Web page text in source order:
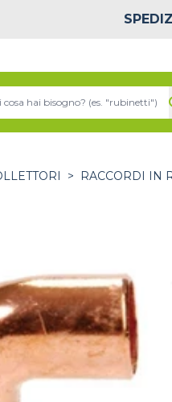
> RACCORDI IN